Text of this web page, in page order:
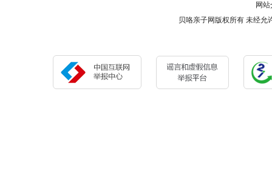
网
贝咯亲子网版权所有 未经允